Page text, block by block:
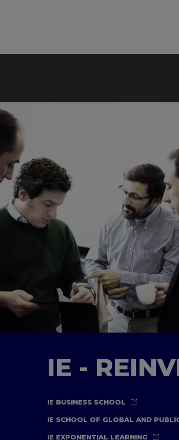
IE -
IE BUSINESS SCHOOL
IE SCHOOL OF GLOBAL AND
IE EXPONENTIAL LEARNING